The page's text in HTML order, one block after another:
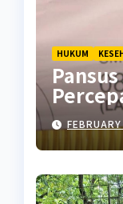
HUKUM